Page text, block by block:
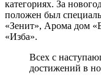
категориях. За
положен был
«Зенит», Арома дом
«Изба».
Всех с
достижений в